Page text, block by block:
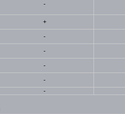
-
+
-
-
-
-
-